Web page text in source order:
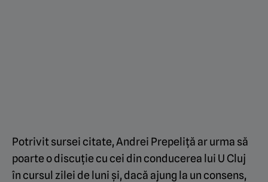
Potrivit sursei citate, Andrei Prepeliță ar urma să
poarte o discuție cu cei din conducerea lui U Cluj
în cursul zilei de luni și, dacă ajung la un consens,